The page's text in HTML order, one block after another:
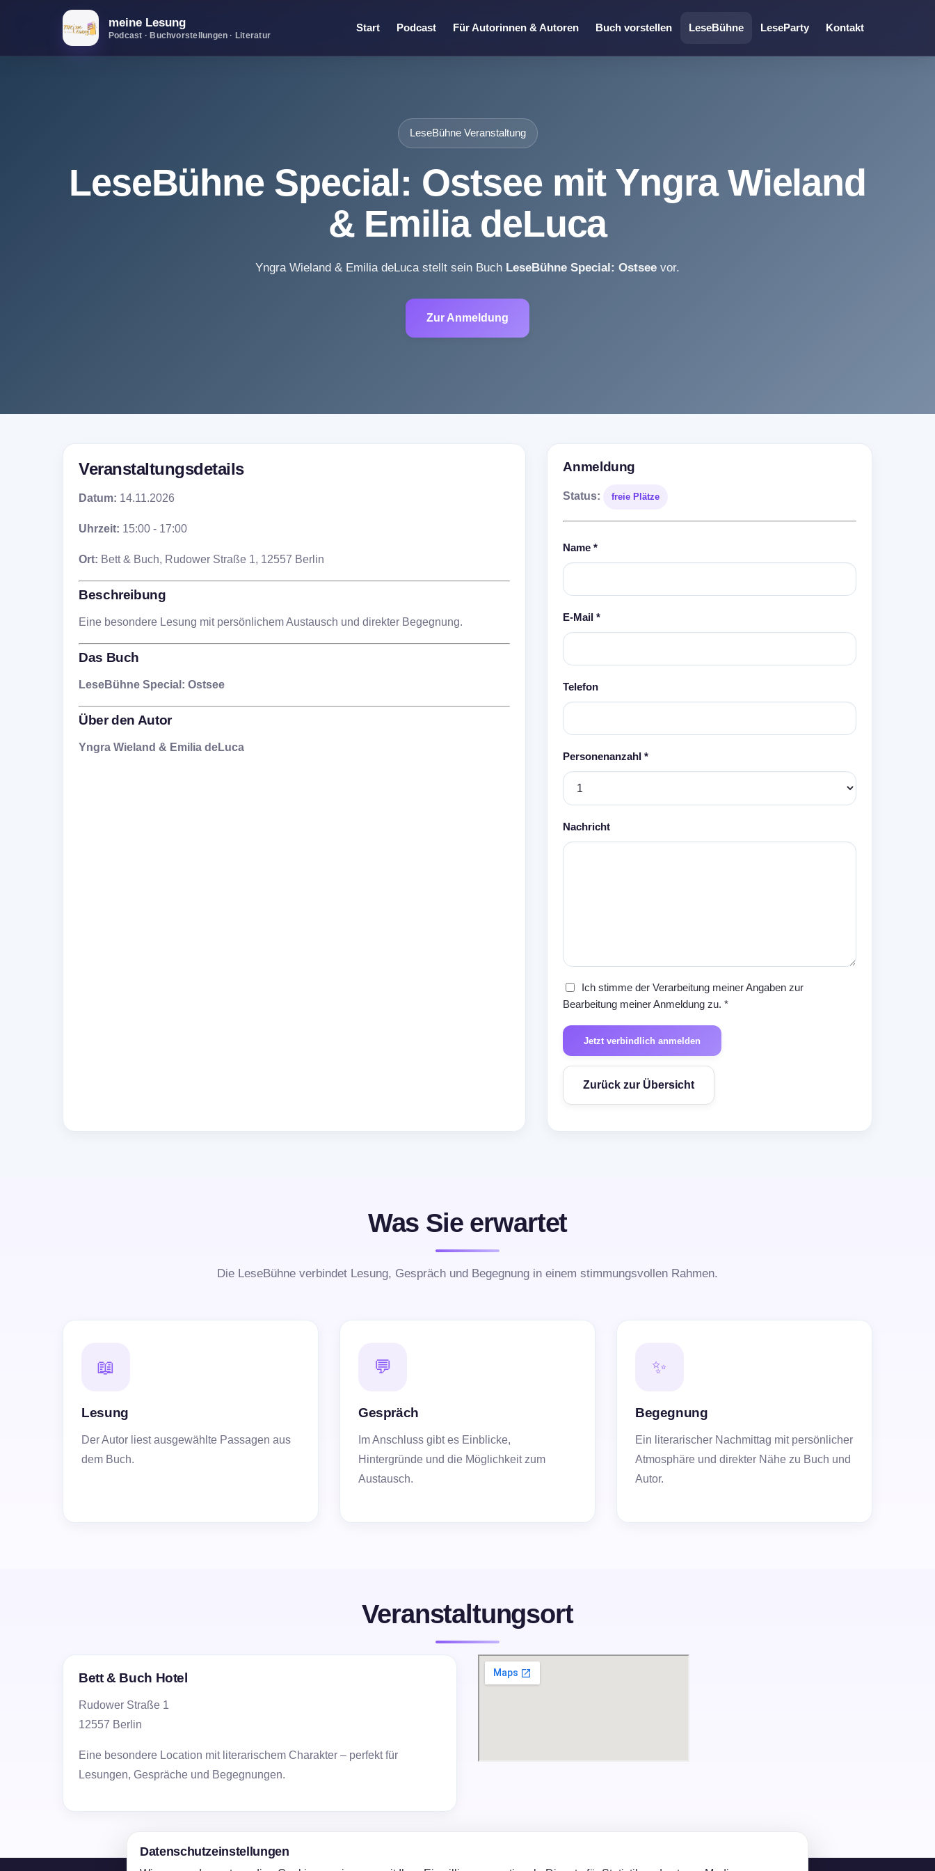
meine Lesung
Podcast · Buchvorstellungen · Literatur
Start Podcast Für Autorinnen & Autoren Buch vorstellen LeseBühne LeseParty Kontakt
LeseBühne Veranstaltung
LeseBühne Special: Ostsee mit Yngra Wieland
& Emilia deLuca
Yngra Wieland & Emilia deLuca stellt sein Buch LeseBühne Special: Ostsee vor.
Zur Anmeldung
Veranstaltungsdetails
Datum: 14.11.2026
Uhrzeit: 15:00 - 17:00
Ort: Bett & Buch, Rudower Straße 1, 12557 Berlin
Beschreibung
Eine besondere Lesung mit persönlichem Austausch und direkter Begegnung.
Das Buch
LeseBühne Special: Ostsee
Über den Autor
Yngra Wieland & Emilia deLuca
Anmeldung
Status: freie Plätze
Name *
E-Mail *
Telefon
Personenanzahl *
Nachricht
Ich stimme der Verarbeitung meiner Angaben zur
Bearbeitung meiner Anmeldung zu. *
Jetzt verbindlich anmelden
Zurück zur Übersicht
Was Sie erwartet
Die LeseBühne verbindet Lesung, Gespräch und Begegnung in einem stimmungsvollen Rahmen.
📖
Lesung
Der Autor liest ausgewählte Passagen aus
dem Buch.
💬
Gespräch
Im Anschluss gibt es Einblicke,
Hintergründe und die Möglichkeit zum
Austausch.
✨
Begegnung
Ein literarischer Nachmittag mit persönlicher
Atmosphäre und direkter Nähe zu Buch und
Autor.
Veranstaltungsort
Bett & Buch Hotel
Rudower Straße 1
12557 Berlin
Eine besondere Location mit literarischem Charakter – perfekt für
Lesungen, Gespräche und Begegnungen.
Datenschutzeinstellungen